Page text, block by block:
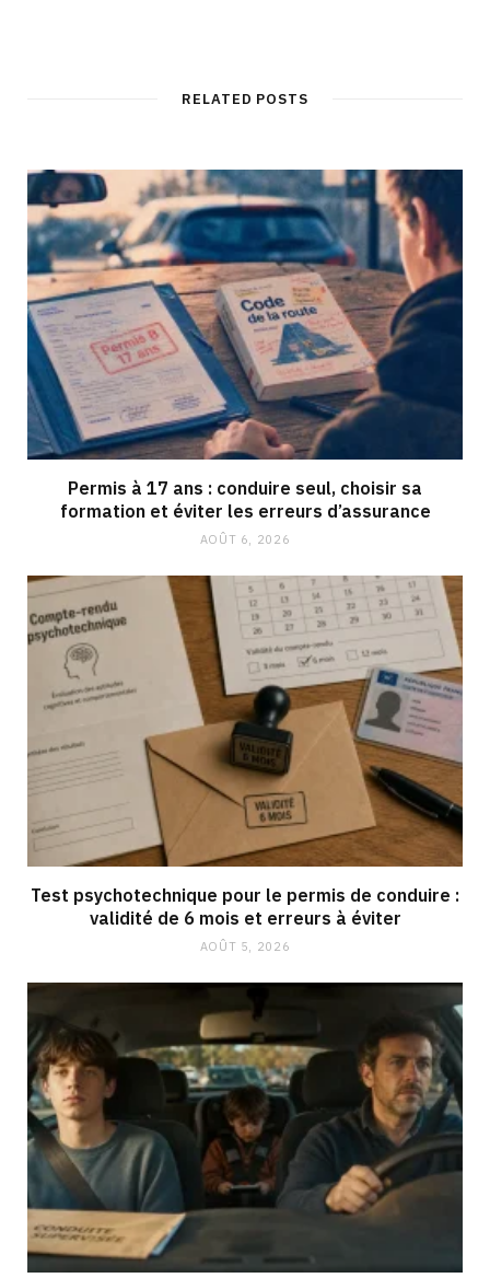
RELATED POSTS
Permis à 17 ans : conduire seul, choisir sa
formation et éviter les erreurs d’assurance
AOÛT 6, 2026
Test psychotechnique pour le permis de conduire :
validité de 6 mois et erreurs à éviter
AOÛT 5, 2026